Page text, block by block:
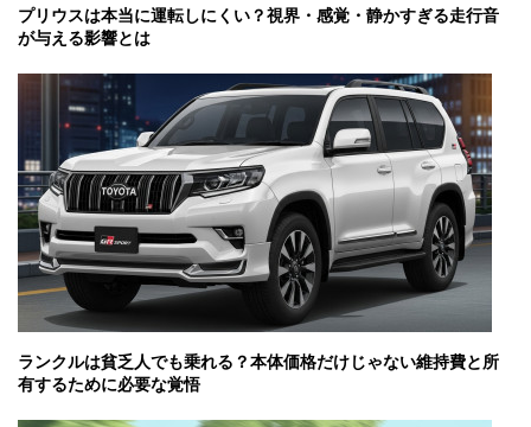
プリウスは本当に運転しにくい？視界・感覚・静かすぎる走行音
が与える影響とは
ランクルは貧乏人でも乗れる？本体価格だけじゃない維持費と所
有するために必要な覚悟